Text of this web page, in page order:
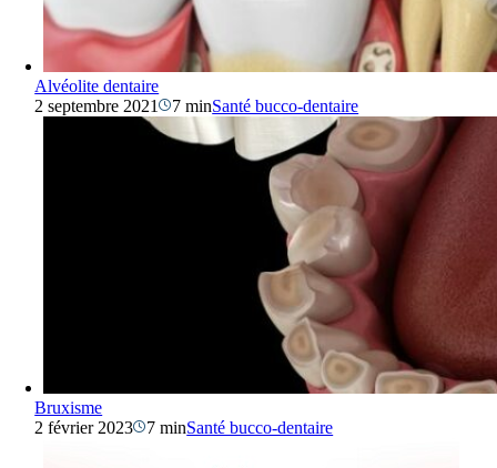
Alvéolite dentaire
2 septembre 2021
7 minSanté bucco-dentaire
Bruxisme
2 février 2023
7 minSanté bucco-dentaire